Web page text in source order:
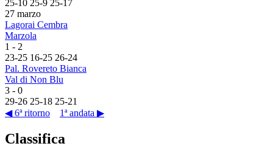
25-10 25-9 25-17
27 marzo
Lagorai Cembra
Marzola
1 - 2
23-25 16-25 26-24
Pal. Rovereto Bianca
Val di Non Blu
3 - 0
29-26 25-18 25-21
◀ 6ª ritorno
1ª andata ▶
Classifica